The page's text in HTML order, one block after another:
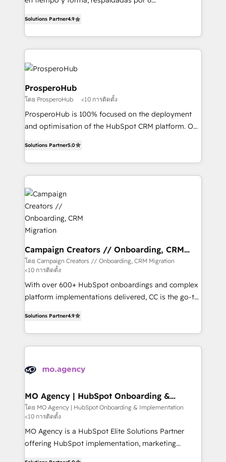
marketing strategy? We'll provide support tailored
to your needs and sales objectives. With 125+
Accreditations. Based in Canada (coast to coast), our
Certified Trainers avalados por HubSpot Academy.
Acompañamos a las empresas en cada etapa de su
crecimiento integrando estrategia, tecnología y
procesos comerciales para potenciar resultados
reales. Nos caracterizamos por combinar excelencia
técnica con una mirada estratégica a largo plazo.
Solutions Partner4.9
ProsperoHub
โดย ProsperoHub <10 การติดตั้ง
ProsperoHub is 100% focused on the deployment
and optimisation of the HubSpot CRM platform. Our
ensure that you achieve maximum adoption and
ROI from your HubSpot investment. Use our
extensive HubSpot, sales, marketing, service and
integrations expertise to lead your team on their
HubSpot journey, design and implement your
processes and skilfully bring your revenue
infrastructure to life. Our collaborative approach
keeps you in control whilst we plan and support the
route to your revenue goals. We have successfully
supported over 500 organisations with HubSpot
implementation, optimisation, training, and
adoption assurance. Our tried and tested Roadmap
methodology will ensure that you receive the best
new to HubSpot or seeking to turn around a poor
install, our team have the change management
expertise to deliver the solutions you need.
Solutions Partner5.0
Campaign Creators // Onboarding, CRM
Migration
โดย Campaign Creators // Onboarding, CRM Migration
<10 การติดตั้ง
With over 600+ HubSpot onboardings and complex
platform implementations delivered, CC is the go-to
migrate, replatform, and scale smarter. We specialize
in high-impact CRM and CMS migrations and
onboarding from platforms like Salesforce, NetSuite,
WordPress and legacy CRMs, turning fragmented
architectures that accelerate revenue operations and
performance. - Multi-object CRM migration, cleanup,
and implementation. - Pre-built and custom
integrations across your full tech stack. - Custom
object setup, CMS builds, and full-funnel automation.
Solutions Partner4.9
MO Agency | HubSpot Onboarding &
Implementation
โดย MO Agency | HubSpot Onboarding & Implementation
<10 การติดตั้ง
MO Agency is a HubSpot Elite Solutions Partner
offering HubSpot implementation, marketing